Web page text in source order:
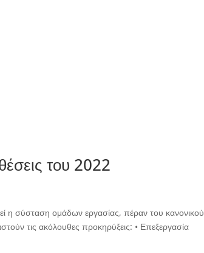
του 2022
η σύσταση ομάδων εργασίας, πέραν του κανονικού
τις ακόλουθες προκηρύξεις: • Επεξεργασία